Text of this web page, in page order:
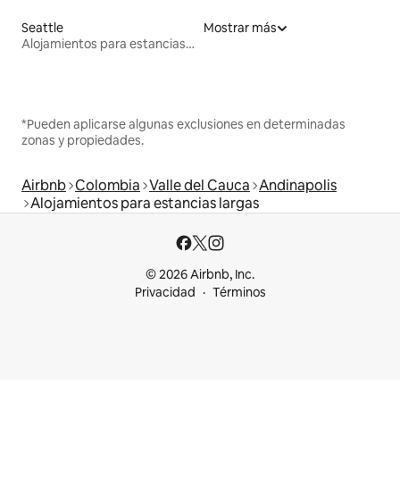
Seattle
Alojamientos para estancias largas
Mostrar más
*Pueden aplicarse algunas exclusiones en determinadas
zonas y propiedades.
Airbnb Colombia Valle del Cauca Andinapolis
Alojamientos para estancias largas
© 2026 Airbnb, Inc.
Privacidad
Términos